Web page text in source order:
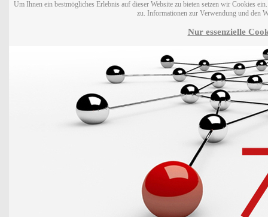
Um Ihnen ein bestmögliches Erlebnis auf dieser Website zu bieten setzen wir Cookies
zu. Informationen zur Verwendung und den
Nur essenzielle